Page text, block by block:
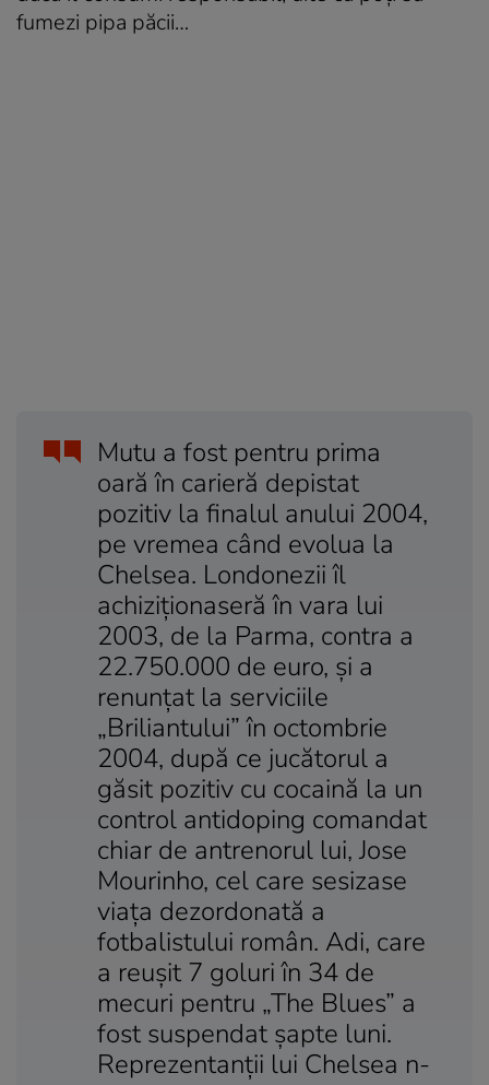
fumezi pipa păcii…
Mutu a fost pentru prima
oară în carieră depistat
pozitiv la finalul anului 2004,
pe vremea când evolua la
Chelsea. Londonezii îl
achiziţionaseră în vara lui
2003, de la Parma, contra a
22.750.000 de euro, şi a
renunţat la serviciile
„Briliantului” în octombrie
2004, după ce jucătorul a
găsit pozitiv cu cocaină la un
control antidoping comandat
chiar de antrenorul lui, Jose
Mourinho, cel care sesizase
viaţa dezordonată a
fotbalistului român. Adi, care
a reuşit 7 goluri în 34 de
mecuri pentru „The Blues” a
fost suspendat şapte luni.
Reprezentanţii lui Chelsea n-